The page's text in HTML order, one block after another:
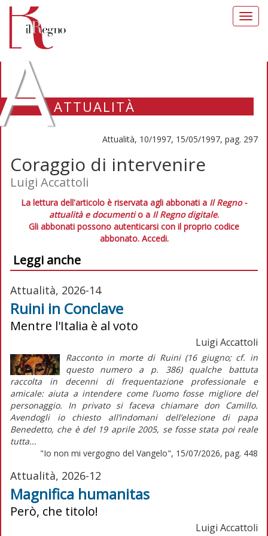
ATTUALITÀ
Attualità, 10/1997, 15/05/1997, pag. 297
Coraggio di intervenire
Luigi Accattoli
La lettura dell'articolo è riservata agli abbonati a Il Regno -
attualità e documentio a Il Regno digitale.
Gli abbonati possono autenticarsi con il proprio codice
abbonato. Accedi.
Leggi anche
Attualità, 2026-14
Ruini in Conclave
Mentre l'Italia è al voto
Luigi Accattoli
Racconto in morte di Ruini (16 giugno; cf. in
questo numero a p. 386) qualche battuta
raccolta in decenni di frequentazione professionale e
amicale: aiuta a intendere come l’uomo fosse migliore del
personaggio. In privato si faceva chiamare don Camillo.
Avendogli io chiesto all’indomani dell’elezione di papa
Benedetto, che è del 19 aprile 2005, se fosse stata poi reale
tutta...
"Io non mi vergogno del Vangelo", 15/07/2026, pag. 448
Attualità, 2026-12
Magnifica humanitas
Però, che titolo!
Luigi Accattoli